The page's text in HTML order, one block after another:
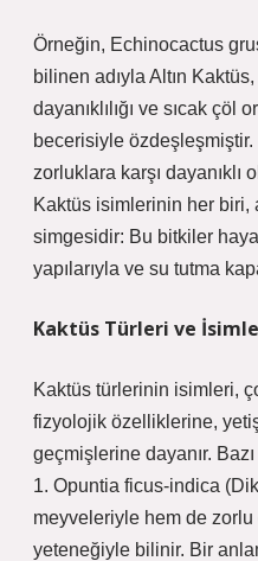
Örneğin, Echinocactus
bilinen adıyla Altın
dayanıklılığı ve sıcak çöl
becerisiyle
zorluklara karşı dayanıklı
Kaktüs isimlerinin her biri,
simgesidir: Bu bitkiler
yapılarıyla ve su tutma
Kaktüs Türleri ve
Kaktüs türlerinin isimleri,
fizyolojik özelliklerine,
geçmişlerine dayanır.
1. Opuntia ficus-indica
meyveleriyle hem de
yeteneğiyle bilinir. Bir